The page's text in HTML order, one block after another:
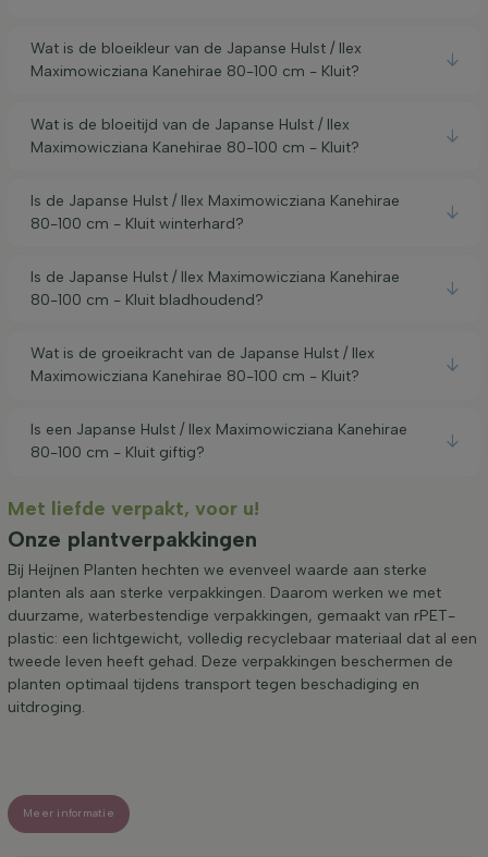
Wat is de bloeikleur van de Japanse Hulst / Ilex
Maximowicziana Kanehirae 80-100 cm - Kluit?
Wat is de bloeitijd van de Japanse Hulst / Ilex
Maximowicziana Kanehirae 80-100 cm - Kluit?
Is de Japanse Hulst / Ilex Maximowicziana Kanehirae
80-100 cm - Kluit winterhard?
Is de Japanse Hulst / Ilex Maximowicziana Kanehirae
80-100 cm - Kluit bladhoudend?
Wat is de groeikracht van de Japanse Hulst / Ilex
Maximowicziana Kanehirae 80-100 cm - Kluit?
Is een Japanse Hulst / Ilex Maximowicziana Kanehirae
80-100 cm - Kluit giftig?
Met liefde verpakt, voor u!
Onze plantverpakkingen
Bij Heijnen Planten hechten we evenveel waarde aan sterke
planten als aan sterke verpakkingen. Daarom werken we met
duurzame, waterbestendige verpakkingen, gemaakt van rPET-
plastic: een lichtgewicht, volledig recyclebaar materiaal dat al een
tweede leven heeft gehad. Deze verpakkingen beschermen de
planten optimaal tijdens transport tegen beschadiging en
uitdroging.
Meer informatie